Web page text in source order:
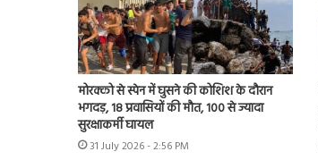
मोरक्को से स्पेन में घुसने की कोशिश के दौरान
भगदड़, 18 प्रवासियों की मौत, 100 से ज्यादा
सुरक्षाकर्मी घायल
31 July 2026 - 2:56 PM